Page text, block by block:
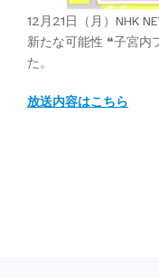
12月21日（月）NHK
新たな可能性 ❝子宮内
た。
放送内容はこちら